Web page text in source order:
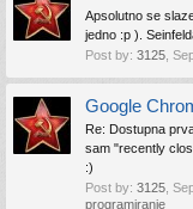
Apsolutno se
jedno :p ).
Post by: 3125
Google
Re: Dostupna
sam "recently
:)
Post by: 3125
programiranje